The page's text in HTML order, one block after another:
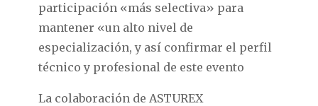
participación «más selectiva» para
mantener «un alto nivel de
especialización, y así confirmar el perfil
técnico y profesional de este evento
La colaboración de ASTUREX